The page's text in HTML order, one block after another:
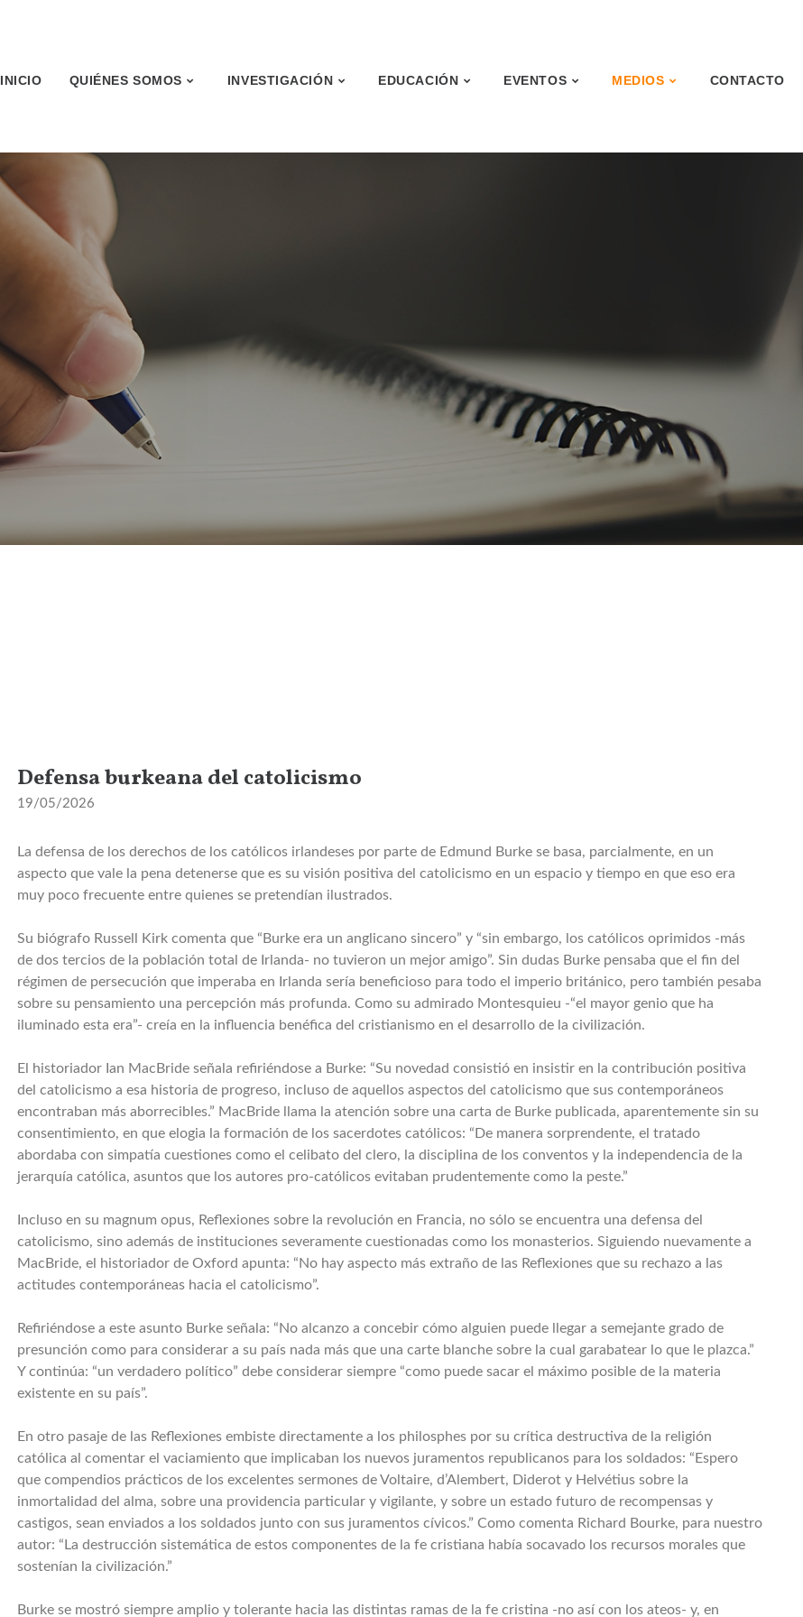
INICIO QUIÉNES SOMOS INVESTIGACIÓN EDUCACIÓN EVENTOS MEDIOS CONTACTO
Defensa burkeana del catolicismo
19/05/2026
La defensa de los derechos de los católicos irlandeses por parte de Edmund Burke se basa, parcialmente, en un
aspecto que vale la pena detenerse que es su visión positiva del catolicismo en un espacio y tiempo en que eso era
muy poco frecuente entre quienes se pretendían ilustrados.
Su biógrafo Russell Kirk comenta que “Burke era un anglicano sincero” y “sin embargo, los católicos oprimidos -más
de dos tercios de la población total de Irlanda- no tuvieron un mejor amigo”. Sin dudas Burke pensaba que el fin del
régimen de persecución que imperaba en Irlanda sería beneficioso para todo el imperio británico, pero también pesaba
sobre su pensamiento una percepción más profunda. Como su admirado Montesquieu -“el mayor genio que ha
iluminado esta era”- creía en la influencia benéfica del cristianismo en el desarrollo de la civilización.
El historiador Ian MacBride señala refiriéndose a Burke: “Su novedad consistió en insistir en la contribución positiva
del catolicismo a esa historia de progreso, incluso de aquellos aspectos del catolicismo que sus contemporáneos
encontraban más aborrecibles.” MacBride llama la atención sobre una carta de Burke publicada, aparentemente sin su
consentimiento, en que elogia la formación de los sacerdotes católicos: “De manera sorprendente, el tratado
abordaba con simpatía cuestiones como el celibato del clero, la disciplina de los conventos y la independencia de la
jerarquía católica, asuntos que los autores pro-católicos evitaban prudentemente como la peste.”
Incluso en su magnum opus, Reflexiones sobre la revolución en Francia, no sólo se encuentra una defensa del
catolicismo, sino además de instituciones severamente cuestionadas como los monasterios. Siguiendo nuevamente a
MacBride, el historiador de Oxford apunta: “No hay aspecto más extraño de las Reflexiones que su rechazo a las
actitudes contemporáneas hacia el catolicismo”.
Refiriéndose a este asunto Burke señala: “No alcanzo a concebir cómo alguien puede llegar a semejante grado de
presunción como para considerar a su país nada más que una carte blanche sobre la cual garabatear lo que le plazca.”
Y continúa: “un verdadero político” debe considerar siempre “como puede sacar el máximo posible de la materia
existente en su país”.
En otro pasaje de las Reflexiones embiste directamente a los philosphes por su crítica destructiva de la religión
católica al comentar el vaciamiento que implicaban los nuevos juramentos republicanos para los soldados: “Espero
que compendios prácticos de los excelentes sermones de Voltaire, d’Alembert, Diderot y Helvétius sobre la
inmortalidad del alma, sobre una providencia particular y vigilante, y sobre un estado futuro de recompensas y
castigos, sean enviados a los soldados junto con sus juramentos cívicos.” Como comenta Richard Bourke, para nuestro
autor: “La destrucción sistemática de estos componentes de la fe cristiana había socavado los recursos morales que
sostenían la civilización.”
Burke se mostró siempre amplio y tolerante hacia las distintas ramas de la fe cristina -no así con los ateos- y, en